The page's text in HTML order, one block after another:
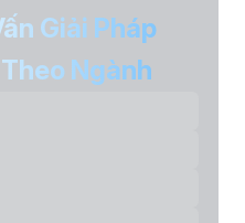
Giải Pháp
Ngành